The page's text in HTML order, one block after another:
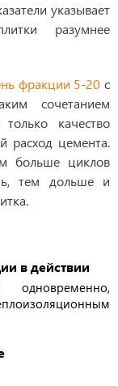
указывает
разумнее
фракции 5-20 с
сочетанием
качество
расход цемента.
больше циклов
тем дольше и
в действии